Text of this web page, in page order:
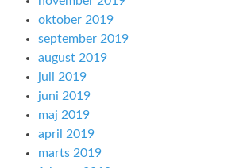
oktober 2019
september 2019
august 2019
juli 2019
juni 2019
maj 2019
april 2019
marts 2019